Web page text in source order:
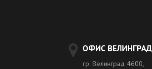
ОФИС ВЕЛИНГРАД
гр. Велинград 4600,